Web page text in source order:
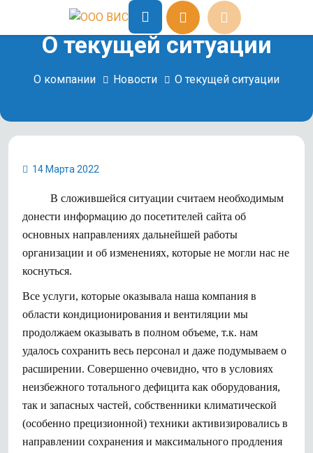
О текущей ситуации
О компании Новости О текущей ситуации
14 Марта 2022
В сложившейся ситуации считаем необходимым
донести информацию до посетителей сайта об
основных направлениях дальнейшей работы
организации и об изменениях, которые не могли нас не
коснуться.
Все услуги, которые оказывала наша компания в
области кондиционирования и вентиляции мы
продолжаем оказывать в полном объеме, т.к. нам
удалось сохранить весь персонал и даже подумываем о
расширении. Совершенно очевидно, что в условиях
неизбежного тотального дефицита как оборудования,
так и запасных частей, собственники климатической
(особенно прецизионной) техники активизировались в
направлении сохранения и максимального продления